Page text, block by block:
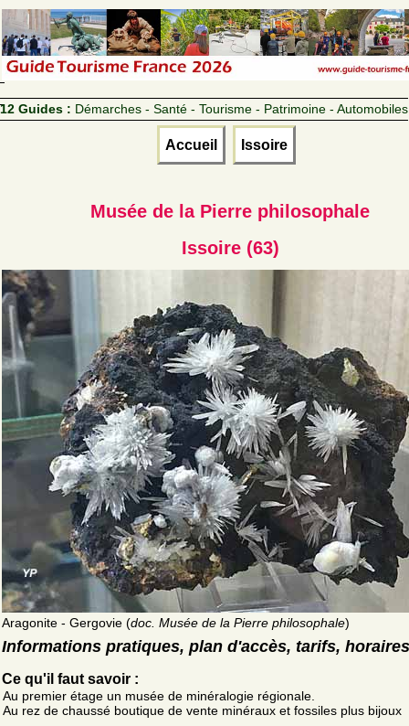
12 Guides : Démarches - Santé - Tourisme - Patrimoine - Automobiles
Accueil Issoire
Musée de la Pierre philosophale
Issoire (63)
Aragonite - Gergovie (doc. Musée de la Pierre philosophale)
Informations pratiques, plan d'accès, tarifs, horaires
Ce qu'il faut savoir :
Au premier étage un musée de minéralogie régionale.
Au rez de chaussé boutique de vente minéraux et fossiles plus bijoux